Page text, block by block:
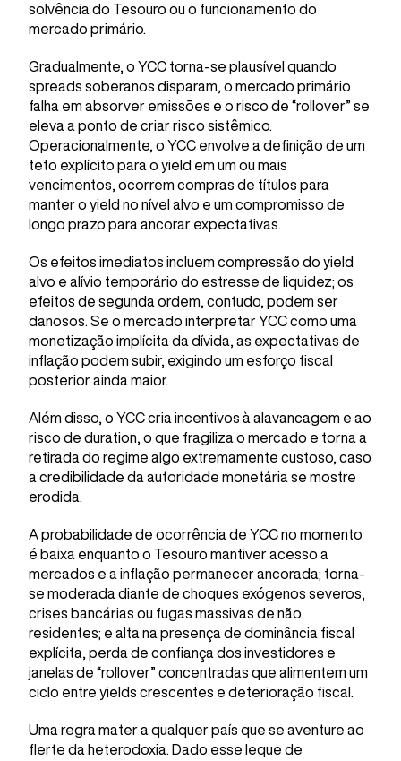
solvência do Tesouro ou o funcionamento do
mercado primário.
Gradualmente, o YCC torna-se plausível quando
spreads soberanos disparam, o mercado primário
falha em absorver emissões e o risco de “rollover” se
eleva a ponto de criar risco sistêmico.
Operacionalmente, o YCC envolve a definição de um
teto explícito para o yield em um ou mais
vencimentos, ocorrem compras de títulos para
manter o yield no nível alvo e um compromisso de
longo prazo para ancorar expectativas.
Os efeitos imediatos incluem compressão do yield
alvo e alívio temporário do estresse de liquidez; os
efeitos de segunda ordem, contudo, podem ser
danosos. Se o mercado interpretar YCC como uma
monetização implícita da dívida, as expectativas de
inflação podem subir, exigindo um esforço fiscal
posterior ainda maior.
Além disso, o YCC cria incentivos à alavancagem e ao
risco de duration, o que fragiliza o mercado e torna a
retirada do regime algo extremamente custoso, caso
a credibilidade da autoridade monetária se mostre
erodida.
A probabilidade de ocorrência de YCC no momento
é baixa enquanto o Tesouro mantiver acesso a
mercados e a inflação permanecer ancorada; torna-
se moderada diante de choques exógenos severos,
crises bancárias ou fugas massivas de não
residentes; e alta na presença de dominância fiscal
explícita, perda de confiança dos investidores e
janelas de “rollover” concentradas que alimentem um
ciclo entre yields crescentes e deterioração fiscal.
Uma regra mater a qualquer país que se aventure ao
flerte da heterodoxia. Dado esse leque de